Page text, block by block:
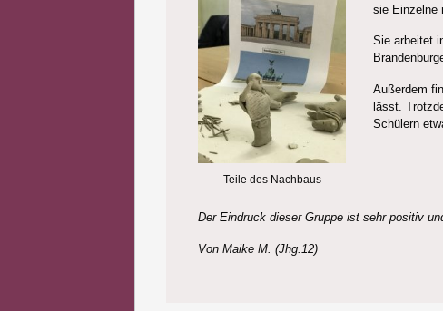
Teile des Nachbaus
sie Einzelne
Sie arbeitet
Außerdem
lässt.
Schülern
Der Eindruck dieser Gruppe ist sehr positiv
Von Maike M. (Jhg.12)